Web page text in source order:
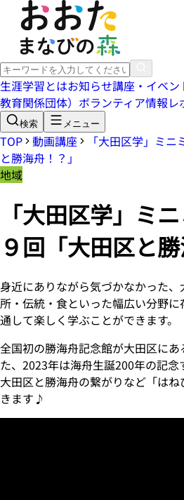
生涯学習とはお知らせ講座・イベン
教育関係団体） ボランティア情報レ
検索 メニュー
TOP 動画講座
「大田区学」ミ
と勝海舟！？」
地域
「大田区学」ミ
９回「大田区と勝
身近にありながら気づかなかった
所・伝統・食といった幅広い分野
通して楽しく学ぶことができます。
全国初の勝海舟記念館が大田区に
た、2023年は海舟生誕200年の記念
大田区と勝海舟の繋がりなど「は
きます♪